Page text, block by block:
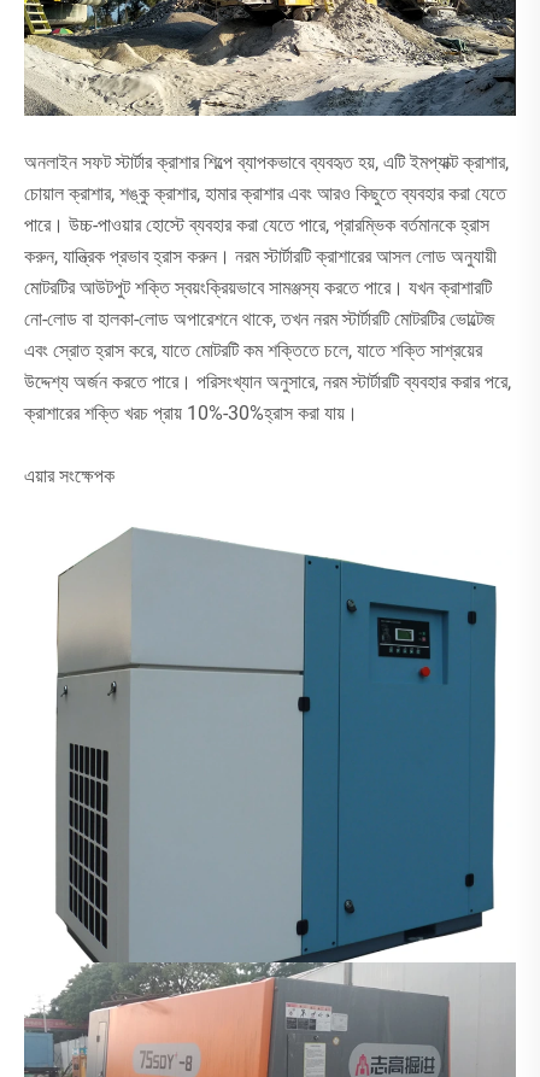
অনলাইন সফট স্টার্টার ক্রাশার শিল্পে ব্যাপকভাবে ব্যবহৃত হয়, এটি ইমপ্যাক্ট ক্রাশার,
চোয়াল ক্রাশার, শঙ্কু ক্রাশার, হামার ক্রাশার এবং আরও কিছুতে ব্যবহার করা যেতে
পারে। উচ্চ-পাওয়ার হোস্টে ব্যবহার করা যেতে পারে, প্রারম্ভিক বর্তমানকে হ্রাস
করুন, যান্ত্রিক প্রভাব হ্রাস করুন। নরম স্টার্টারটি ক্রাশারের আসল লোড অনুযায়ী
মোটরটির আউটপুট শক্তি স্বয়ংক্রিয়ভাবে সামঞ্জস্য করতে পারে। যখন ক্রাশারটি
নো-লোড বা হালকা-লোড অপারেশনে থাকে, তখন নরম স্টার্টারটি মোটরটির ভোল্টেজ
এবং স্রোত হ্রাস করে, যাতে মোটরটি কম শক্তিতে চলে, যাতে শক্তি সাশ্রয়ের
উদ্দেশ্য অর্জন করতে পারে। পরিসংখ্যান অনুসারে, নরম স্টার্টারটি ব্যবহার করার পরে,
ক্রাশারের শক্তি খরচ প্রায় 10%-30%হ্রাস করা যায়।
এয়ার সংক্ষেপক